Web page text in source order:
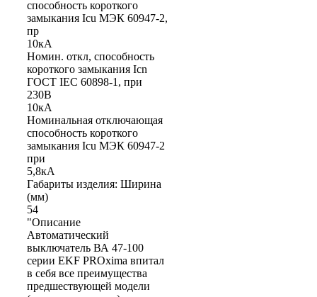
способность короткого
замыкания Icu МЭК 60947-2,
пр
10кА
Номин. откл, способность
короткого замыкания Icn
ГОСТ IEC 60898-1, при
230В
10кА
Номинальная отключающая
способность короткого
замыкания Icu МЭК 60947-2
при
5,8кА
Габариты изделия: Ширина
(мм)
54
"Описание
Автоматический
выключатель ВА 47-100
серии EKF PROxima впитал
в себя все преимущества
предшествующей модели